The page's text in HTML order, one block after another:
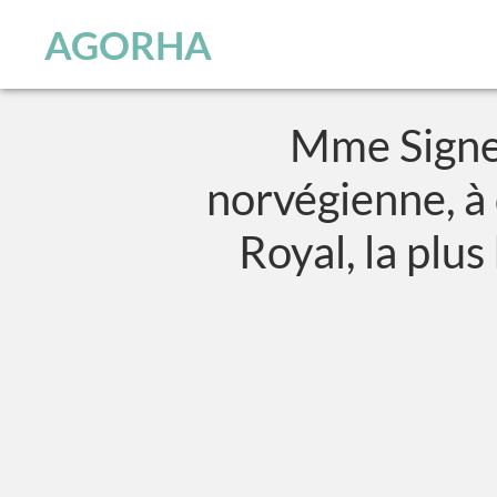
AGORHA
Mme
norvégienne,
Royal, la